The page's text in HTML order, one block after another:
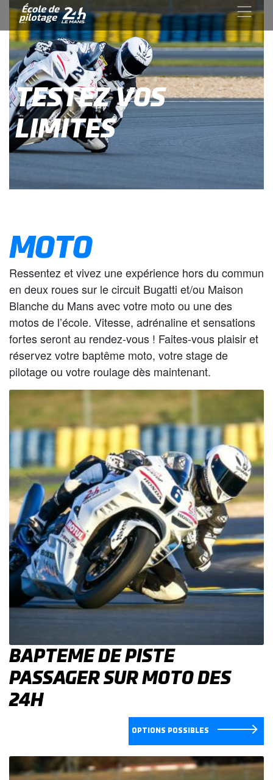
TESTEZ VOS
LIMITES
MOTO
Ressentez et vivez une expérience hors du commun
en deux roues sur le circuit Bugatti et/ou Maison
Blanche du Mans avec votre moto ou une des
motos de l’école. Vitesse, adrénaline et sensations
fortes seront au rendez-vous ! Faites-vous plaisir et
réservez votre baptême moto, votre stage de
pilotage ou votre roulage dès maintenant.
BAPTEME DE PISTE
PASSAGER SUR MOTO DES
24H
OPTIONS POSSIBLES